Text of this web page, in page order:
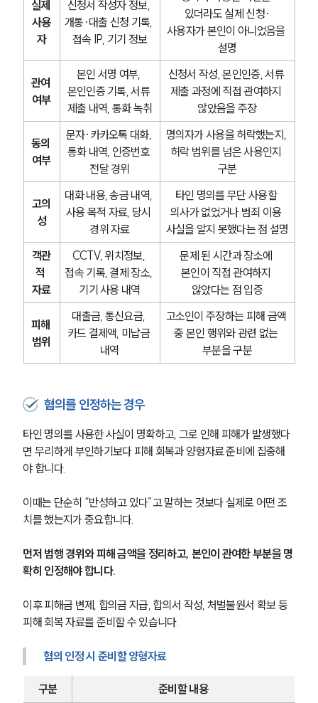
형사전문변호사
소식/자료
언론보도
공지사항
법률 블로그
법률서식
뉴스레터/브로슈어
세미나
대륜법률상담예약
대륜법률상담예약
실제
사용
자
신청서 작성자 정보,
개통·대출 신청 기록,
접속 IP, 기기 정보
있더라도 실제 신청·
사용자가 본인이 아니었음을
설명
관여
여부
본인 서명 여부,
본인인증 기록, 서류
제출 내역, 통화 녹취
신청서 작성, 본인인증, 서류
제출 과정에 직접 관여하지
않았음을 주장
동의
여부
문자·카카오톡 대화,
통화 내역, 인증번호
전달 경위
명의자가 사용을 허락했는지,
허락 범위를 넘은 사용인지
구분
고의
성
대화 내용, 송금 내역,
사용 목적 자료, 당시
경위 자료
타인 명의를 무단 사용할
의사가 없었거나 범죄 이용
사실을 알지 못했다는 점 설명
객관
적
자료
CCTV, 위치정보,
접속 기록, 결제 장소,
기기 사용 내역
문제 된 시간과 장소에
본인이 직접 관여하지
않았다는 점 입증
피해
범위
대출금, 통신요금,
카드 결제액, 미납금
내역
고소인이 주장하는 피해 금액
중 본인 행위와 관련 없는
부분을 구분
혐의를 인정하는 경우
타인 명의를 사용한 사실이 명확하고, 그로 인해 피해가 발생했다
면 무리하게 부인하기보다 피해 회복과 양형자료 준비에 집중해
야 합니다.
이때는 단순히 “반성하고 있다”고 말하는 것보다 실제로 어떤 조
치를 했는지가 중요합니다.
먼저 범행 경위와 피해 금액을 정리하고, 본인이 관여한 부분을 명
확히 인정해야 합니다.
이후 피해금 변제, 합의금 지급, 합의서 작성, 처벌불원서 확보 등
피해 회복 자료를 준비할 수 있습니다.
혐의 인정 시 준비할 양형자료
구분
준비할 내용